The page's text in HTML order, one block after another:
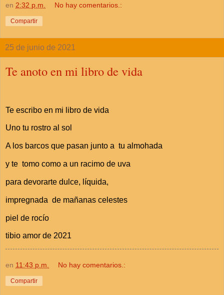
en 2:32 p.m. No hay comentarios.:
Compartir
25 de junio de 2021
Te anoto en mi libro de vida
Te escribo en mi libro de vida
Uno tu rostro al sol
A los barcos que pasan junto a tu almohada
y te tomo como a un racimo de uva
para devorarte dulce, líquida,
impregnada de mañanas celestes
piel de rocío
tibio amor de 2021
en 11:43 p.m. No hay comentarios.:
Compartir